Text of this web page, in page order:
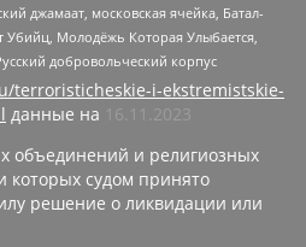
джамаат, московская ячейка, Батал-
Убийц, Молодёжь Которая Улыбается,
добровольческий корпус
terroristicheskie-i-ekstremistskie-
данные на
16.11.2023
объединений и религиозных
которых судом принято
решение о ликвидации или